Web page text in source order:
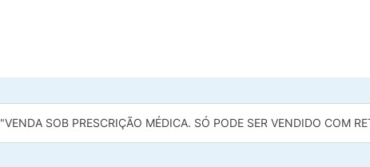
"VENDA SOB PRESCRIÇÃO MÉDICA. SÓ PODE SER VENDIDO COM